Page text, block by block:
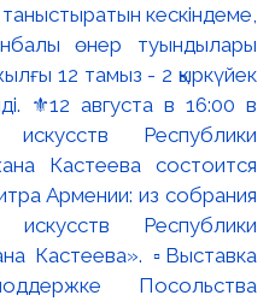
кескіндеме,
өнер туындылары
12 тамыз - 2 қыркүйек
⚜️12 августа в 16:00 в
Республики
Кастеева состоится
Армении: из собрания
Республики
Кастеева». ▫️Выставка
Посольства